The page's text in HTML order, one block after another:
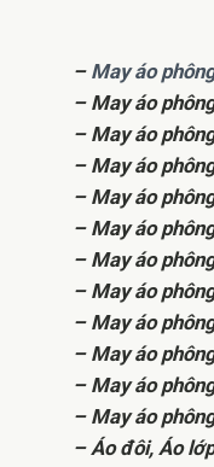
– May áo
– May áo
– May áo
– May áo
– May áo
– May áo
– May áo
– May áo
– May áo
– May áo
– May áo
– May áo
– Áo đôi, Áo